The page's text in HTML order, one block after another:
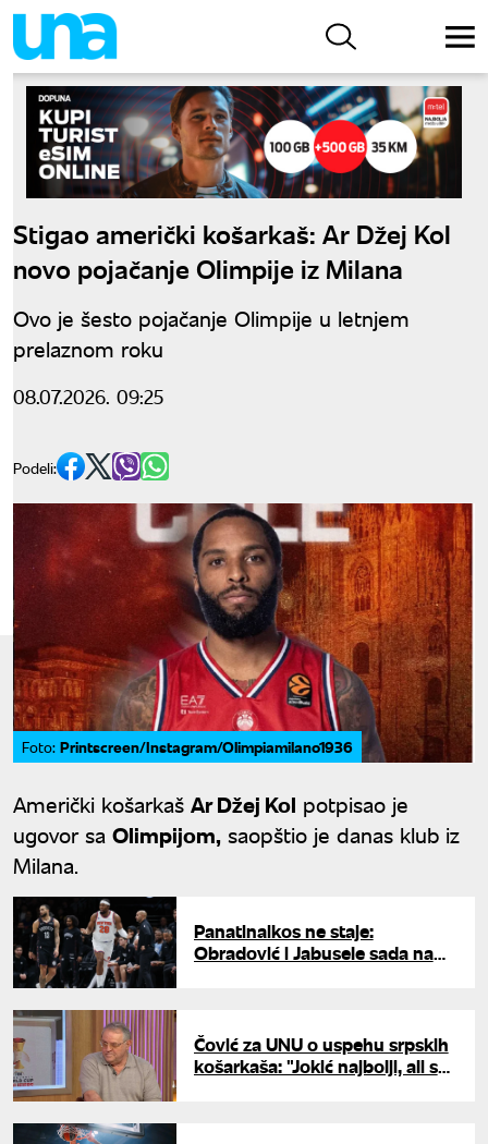
Stigao američki košarkaš: Ar Džej Kol
novo pojačanje Olimpije iz Milana
Ovo je šesto pojačanje Olimpije u letnjem
prelaznom roku
08.07.2026. 09:25
Podeli:
Foto: Printscreen/Instagram/Olimpiamilano1936
Američki košarkaš Ar Džej Kol potpisao je
ugovor sa Olimpijom, saopštio je danas klub iz
Milana.
Panatinaikos ne staje:
Obradović i Jabusele sada na
Čović za UNU o uspehu srpskih
košarkaša: "Jokić najbolji, ali svi